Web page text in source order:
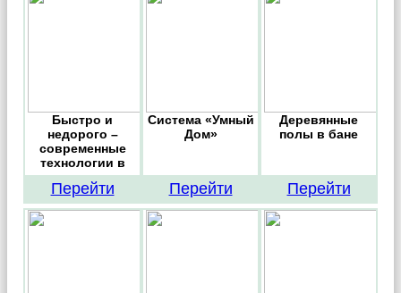
Быстро и
недорого –
современные
технологии в
строительстве
Перейти
Система «Умный
Дом»
Перейти
Деревянные
полы в бане
Перейти